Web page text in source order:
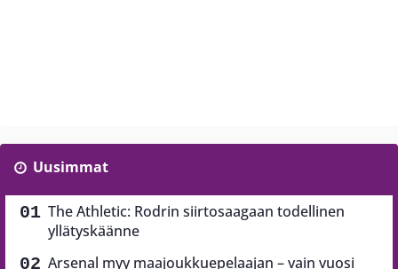
Uusimmat
The Athletic: Rodrin siirtosaagaan todellinen
yllätyskäänne
Arsenal myy maajoukkuepelaajan – vain vuosi